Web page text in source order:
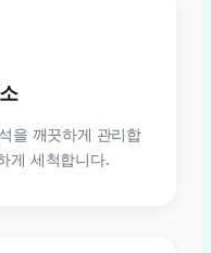
을 깨끗하게 관리합
게 세척합니다.